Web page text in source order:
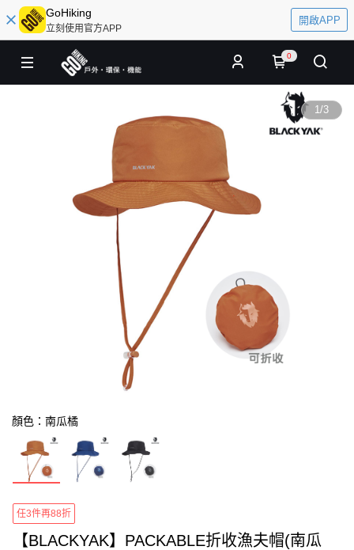
GoHiking
立刻使用官方APP
開啟APP
0
1/3
顏色：南瓜橘
任3件再88折
【BLACKYAK】PACKABLE折收漁夫帽(南瓜